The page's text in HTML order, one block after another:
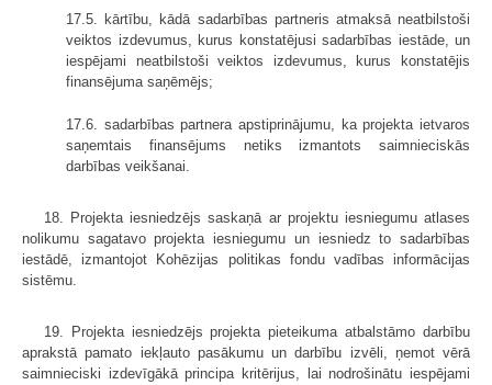
17.5. kārtību, kādā sadarbības partneris atmaksā neatbilstoši
veiktos izdevumus, kurus konstatējusi sadarbības iestāde, un
iespējami neatbilstoši veiktos izdevumus, kurus konstatējis
finansējuma saņēmējs;
17.6. sadarbības partnera apstiprinājumu, ka projekta ietvaros
saņemtais finansējums netiks izmantots saimnieciskās
darbības veikšanai.
18. Projekta iesniedzējs saskaņā ar projektu iesniegumu atlases
nolikumu sagatavo projekta iesniegumu un iesniedz to sadarbības
iestādē, izmantojot Kohēzijas politikas fondu vadības informācijas
sistēmu.
19. Projekta iesniedzējs projekta pieteikuma atbalstāmo darbību
aprakstā pamato iekļauto pasākumu un darbību izvēli, ņemot vērā
saimnieciski izdevīgākā principa kritērijus, lai nodrošinātu iespējami